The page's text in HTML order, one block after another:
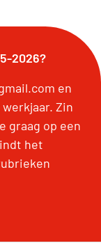
2026?
en
Zin
graag op een
het